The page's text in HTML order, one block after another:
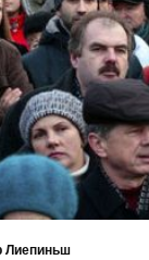
Лиепиньш